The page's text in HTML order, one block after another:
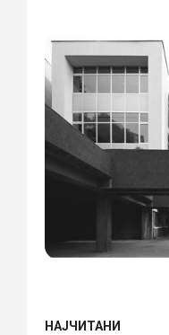
НАЈЧИТАНИ